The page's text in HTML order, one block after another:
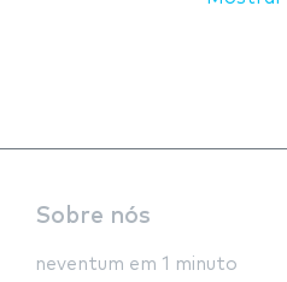
Sobre nós
neventum em 1 minuto